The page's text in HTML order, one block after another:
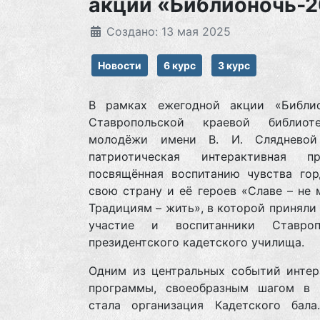
Создано: 13 мая 2025
Новости 6 курс 3 курс
В рамках ежегодной акции
Ставропольской краевой
молодёжи имени В. И.
патриотическая интерактивная
посвящённая воспитанию чувства
свою страну и её героев «Славе – не
Традициям – жить», в которой приняли
участие и воспитанники
президентского кадетского училища.
Одним из центральных событий
программы, своеобразным шагом в
стала организация Кадетского